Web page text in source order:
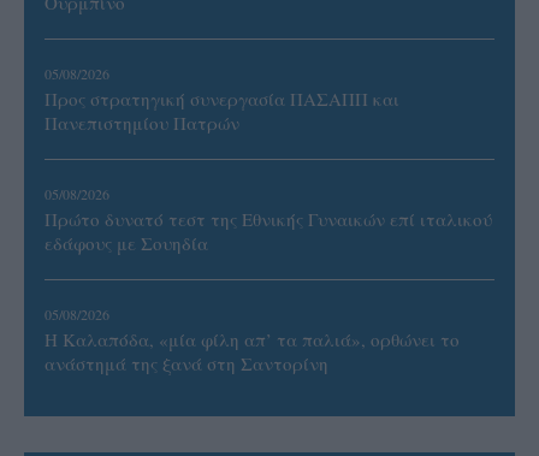
05/08/2026
Προς στρατηγική συνεργασία ΠΑΣΑΠΠ και
Πανεπιστημίου Πατρών
05/08/2026
Πρώτο δυνατό τεστ της Εθνικής Γυναικών επί ιταλικού
εδάφους με Σουηδία
05/08/2026
Η Καλαπόδα, «μία φίλη απ’ τα παλιά», ορθώνει το
ανάστημά της ξανά στη Σαντορίνη